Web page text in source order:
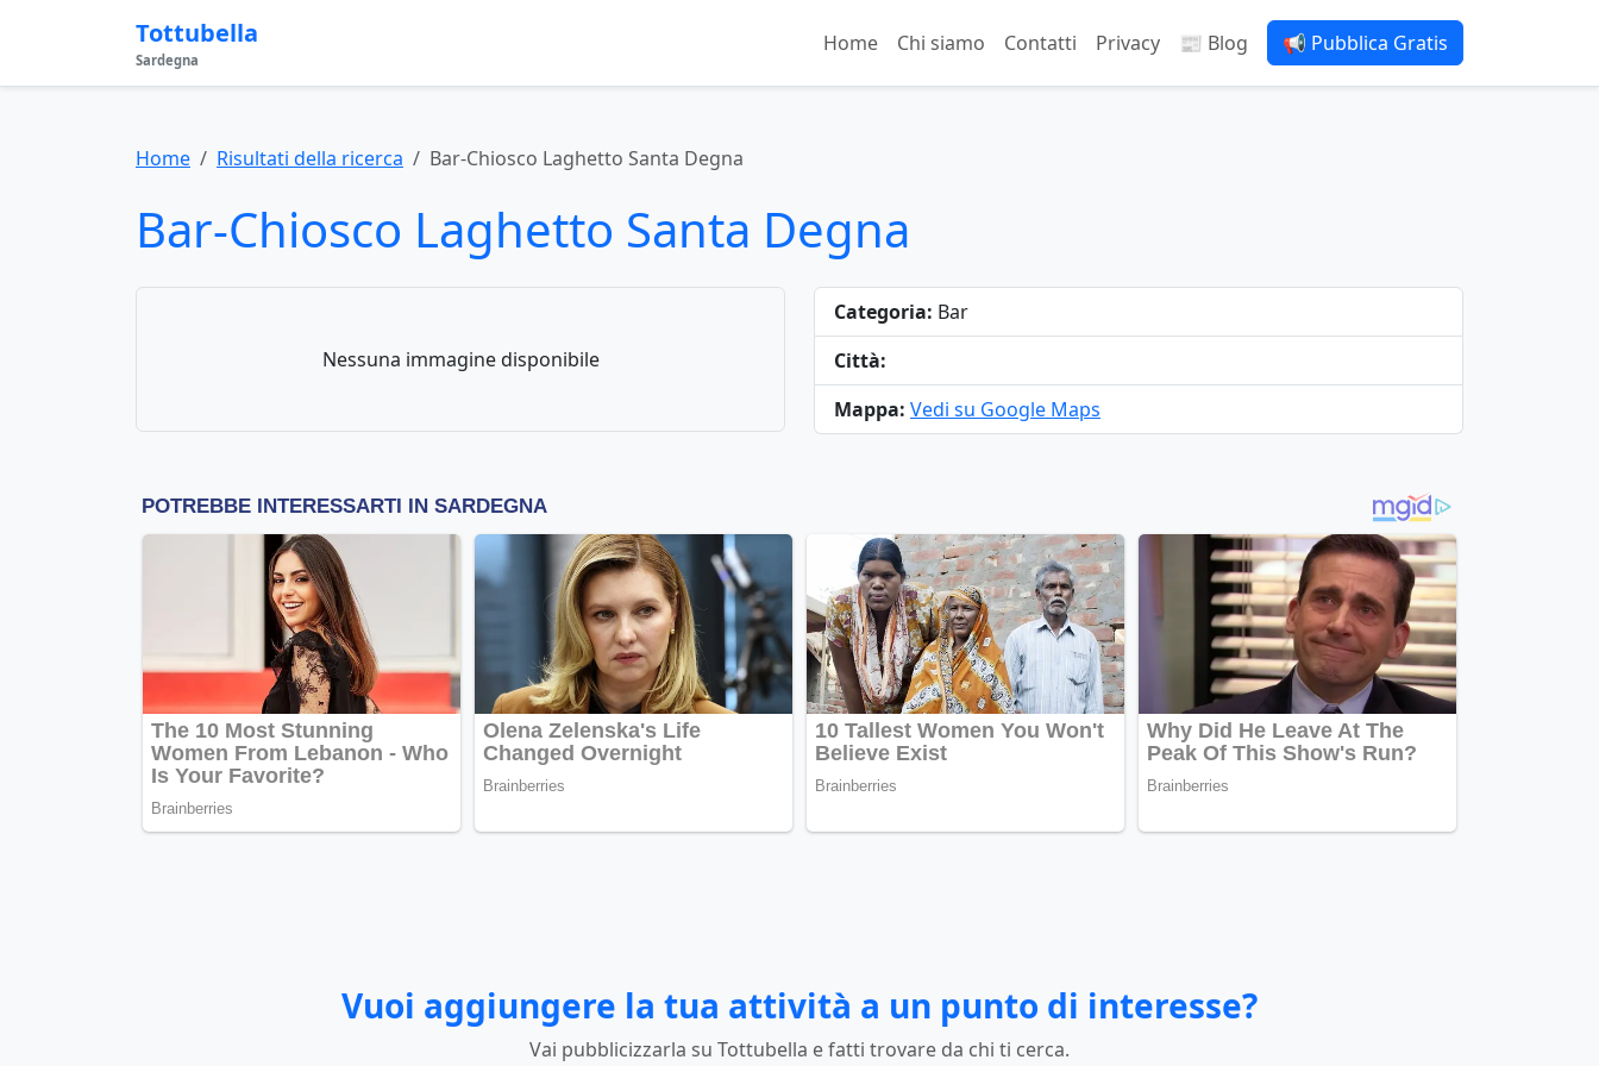
Tottubella
Sardegna
Home Chi siamo Contatti Privacy 📰 Blog 📢 Pubblica Gratis
Home Risultati della ricerca Bar-Chiosco Laghetto Santa Degna
Bar-Chiosco Laghetto Santa Degna
Nessuna immagine disponibile
Categoria: Bar
Città:
Mappa: Vedi su Google Maps
Vuoi aggiungere la tua attività a un punto di interesse?
Vai pubblicizzarla su Tottubella e fatti trovare da chi ti cerca.